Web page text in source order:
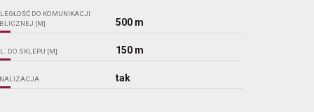
DO KOMUNIKACJI
[M]
500 m
DO SKLEPU [M] 150 m
tak